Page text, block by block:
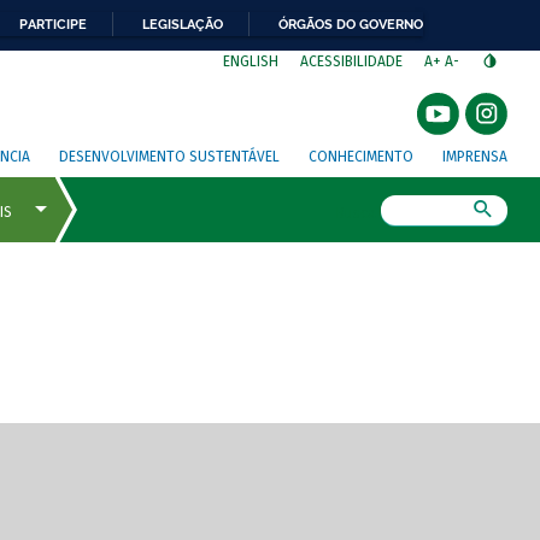
PARTICIPE LEGISLAÇÃO ÓRGÃOS DO GOVERNO
ENGLISH ACESSIBILIDADE A+ A-
DESENVOLVIMENTO SUSTENTÁVEL CONHECIMENTO IMPRENSA
de tela